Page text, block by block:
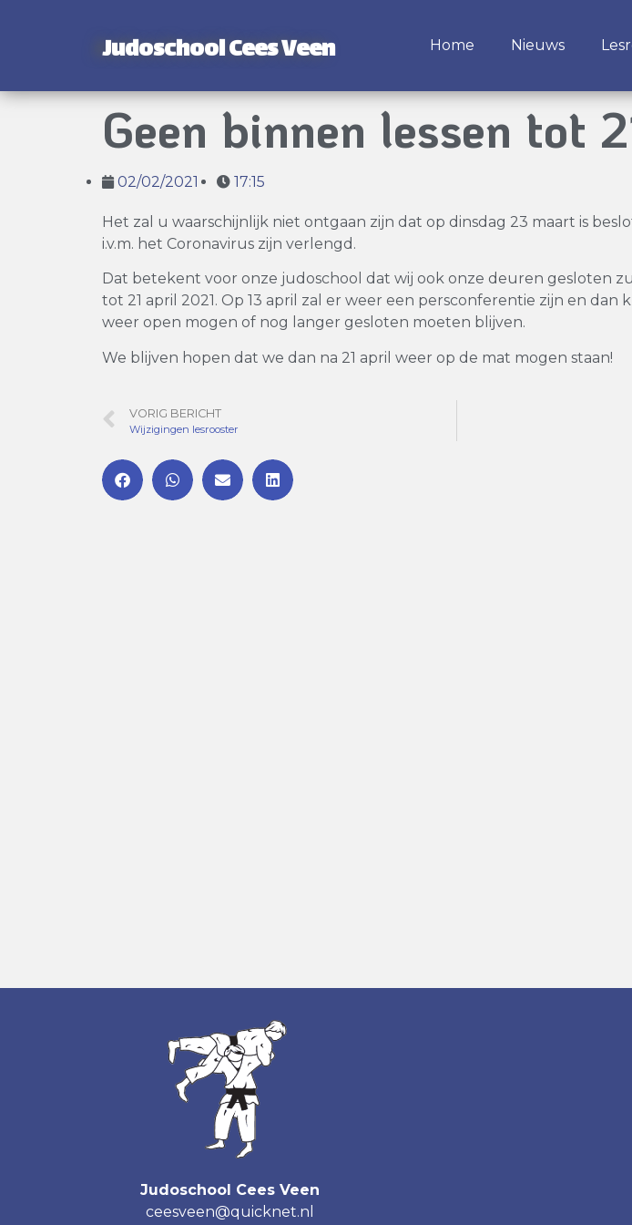
Judoschool Cees Veen Home Nieuws
Geen binnen lessen tot
02/02/2021 17:15
Het zal u waarschijnlijk niet ontgaan zijn dat op dinsdag 23 maart is
i.v.m. het Coronavirus zijn verlengd.
Dat betekent voor onze judoschool dat wij ook onze deuren gesloten
tot 21 april 2021. Op 13 april zal er weer een persconferentie zijn en dan
weer open mogen of nog langer gesloten moeten blijven.
We blijven hopen dat we dan na 21 april weer op de mat mogen staan!
VORIG BERICHT
Wijzigingen lesrooster
Judoschool Cees Veen
ceesveen@quicknet.nl